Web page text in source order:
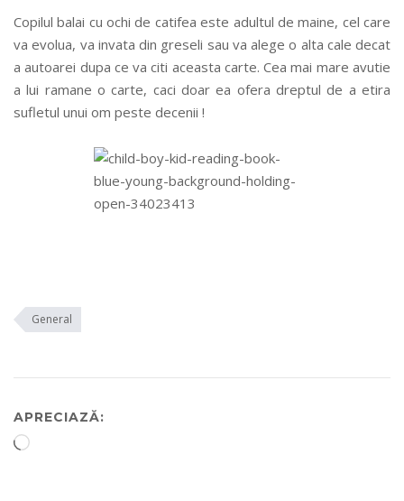
Copilul balai cu ochi de catifea este adultul de maine, cel care
va evolua, va invata din greseli sau va alege o alta cale decat
a autoarei dupa ce va citi aceasta carte. Cea mai mare avutie
a lui ramane o carte, caci doar ea ofera dreptul de a etira
sufletul unui om peste decenii !
General
APRECIAZĂ:
Încarc...